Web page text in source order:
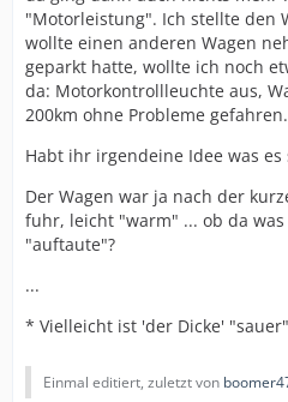
"Motorleistung". Ich stellte den
wollte einen anderen Wagen
geparkt hatte, wollte ich noch
da: Motorkontrollleuchte aus,
200km ohne Probleme gefahren.
Habt ihr irgendeine Idee was es
Der Wagen war ja nach der
fuhr, leicht "warm" ... ob da
"auftaute"?
...
* Vielleicht ist 'der Dicke'
Einmal editiert, zuletzt von